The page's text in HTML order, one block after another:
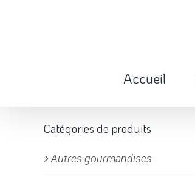
Accueil
Catégories de produits
Autres gourmandises